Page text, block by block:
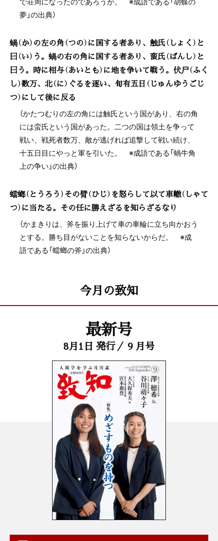
夢」の出典）
蝸（か）の左の角（つの）に国する者あり、触氏（しょく）と
曰（い）う。蝸の右の角に国する者あり、蛮氏（ばんし）と
曰う。時に相与（あいとも）に地を争いて戦う。伏尸（ふく
し）数万、北（に）ぐるを逐い、旬有五日（じゅんゆうごじ
つ）にして後に反る
（かたつむりの左の角には触氏という国があり、右の角
には蛮氏という国があった。二つの国は領土を争って
戦い、戦死者数万、敵が逃げれば追撃して戦い続け、
十五日目にやっと軍を引いた。 ※成語である「蝸牛角
上の争い」の出典）
蟷螂（とうろう）その臂（ひじ）を怒らして以て車轍（しゃて
つ）に当たる。その任に勝えざるを知らざるなり
（かまきりは、斧を振り上げて車の車輪に立ち向かおう
とする。勝ち目がないことを知らないからだ。 ※成
語である「蟷螂の斧」の出典）
今月の致知
最新号
8月1日 発行／ 9 月号